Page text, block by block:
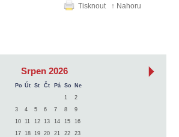
Tisknout ↑ Nahoru
Srpen 2026
Po Út St Čt Pá So
Ne
1
2
3
4 5 6 7 8
9
10
11 12 13 14 15
16
17
18 19 20 21 22
23